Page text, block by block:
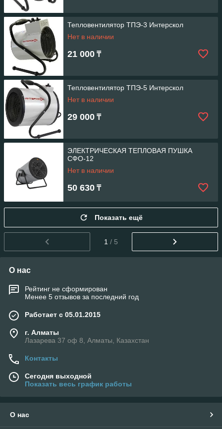
Тепловентилятор ТПЭ-3 Интерскол
Нет в наличии
21 000 ₸
Тепловентилятор ТПЭ-5 Интерскол
Нет в наличии
29 000 ₸
ЭЛЕКТРИЧЕСКАЯ ТЕПЛОВАЯ ПУШКА
СФО-12
Нет в наличии
50 630 ₸
Показать ещё
1 / 5
О нас
Рейтинг не сформирован
Менее 5 отзывов за последний год
Работает с 05.01.2015
г. Алматы
Лазарева 37 оф 8, Алматы, Казахстан
Контакты
Сегодня выходной
Показать весь график работы
О нас